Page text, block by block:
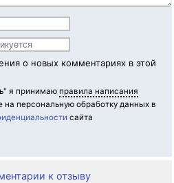
о новых комментариях в этой
я принимаю правила написания
на персональную обработку данных в
сайта
к отзыву